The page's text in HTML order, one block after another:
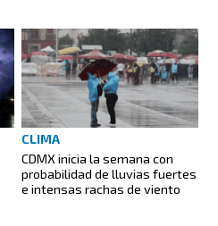
CLIMA
CDMX inicia la semana con
probabilidad de lluvias fuertes
e intensas rachas de viento